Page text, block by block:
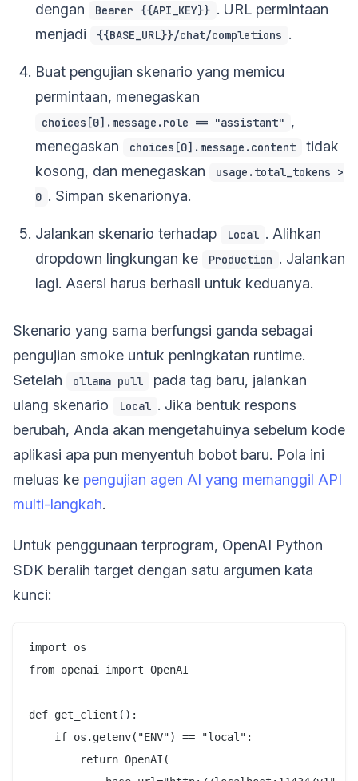
dengan
Bearer {{API_KEY}} . URL permintaan
menjadi
{{BASE_URL}}/chat/completions .
Buat pengujian skenario yang memicu
permintaan, menegaskan
choices[0].message.role == "assistant" ,
menegaskan
choices[0].message.content
tidak
kosong, dan menegaskan
usage.total_tokens >
0 . Simpan skenarionya.
Jalankan skenario terhadap Local . Alihkan
dropdown lingkungan ke
Production . Jalankan
lagi. Asersi harus berhasil untuk keduanya.
Skenario yang sama berfungsi ganda sebagai
pengujian smoke untuk peningkatan runtime.
Setelah
ollama pull
pada tag baru, jalankan
ulang skenario
Local . Jika bentuk respons
berubah, Anda akan mengetahuinya sebelum kode
aplikasi apa pun menyentuh bobot baru. Pola ini
meluas ke pengujian agen AI yang memanggil API
multi-langkah.
Untuk penggunaan terprogram, OpenAI Python
SDK beralih target dengan satu argumen kata
kunci:
import os
from openai import OpenAI
def get_client():
    if os.getenv("ENV") == "local":
        return OpenAI(